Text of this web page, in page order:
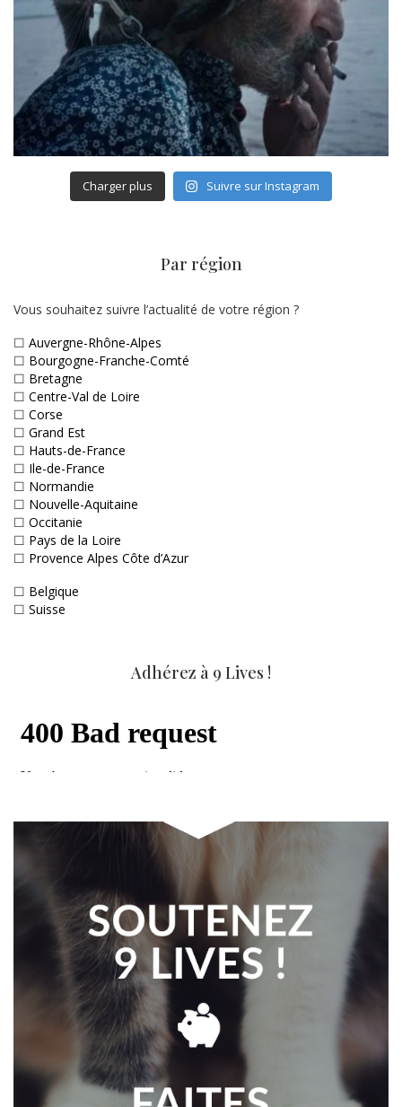
Charger plus Suivre sur Instagram
Par région
Vous souhaitez suivre l’actualité de votre région ?
☐ Auvergne-Rhône-Alpes
☐ Bourgogne-Franche-Comté
☐ Bretagne
☐ Centre-Val de Loire
☐ Corse
☐ Grand Est
☐ Hauts-de-France
☐ Ile-de-France
☐ Normandie
☐ Nouvelle-Aquitaine
☐ Occitanie
☐ Pays de la Loire
☐ Provence Alpes Côte d’Azur
☐ Belgique
☐ Suisse
Adhérez à 9 Lives !